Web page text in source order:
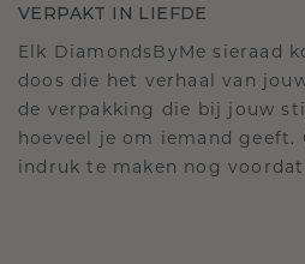
VERPAKT IN LIEFDE
Elk DiamondsByMe sieraad
doos die het verhaal van
de verpakking die bij jouw
hoeveel je om iemand geeft.
indruk te maken nog